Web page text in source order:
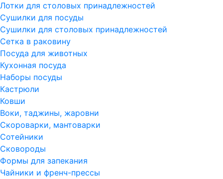
Лотки для столовых принадлежностей
Сушилки для посуды
Сушилки для столовых принадлежностей
Сетка в раковину
Посуда для животных
Кухонная посуда
Наборы посуды
Кастрюли
Ковши
Воки, таджины, жаровни
Скороварки, мантоварки
Сотейники
Сковороды
Формы для запекания
Чайники и френч-прессы